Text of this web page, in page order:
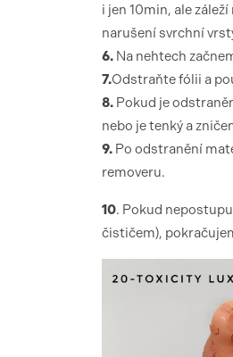
i jen 10min, ale
narušení svrchní
6. Na nehtech
7.Odstraňte fólii a
8. Pokud je
nebo je tenký a
9. Po odstranění
removeru.
10. Pokud
čističem),